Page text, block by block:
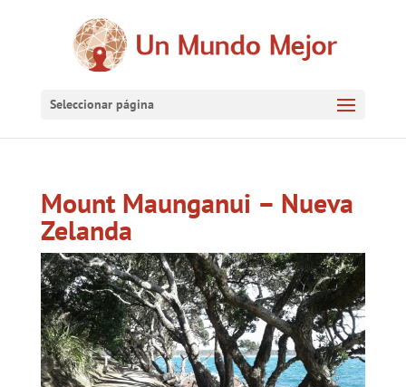
Seleccionar página
Mount Maunganui – Nueva
Zelanda